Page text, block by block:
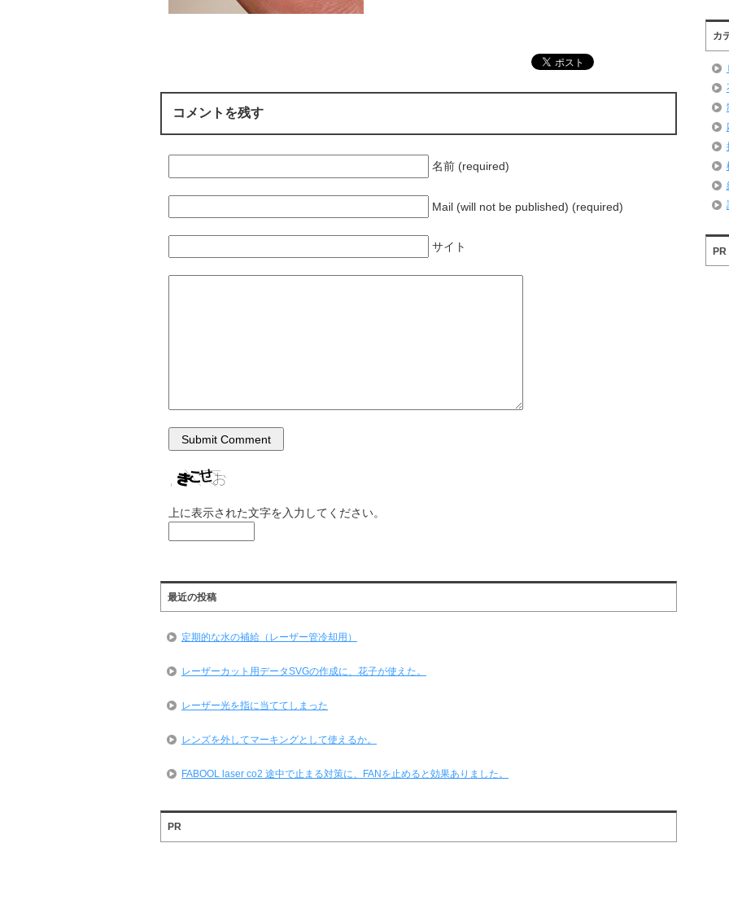
コメントを残す
名前 (required)
Mail (will not be published) (required)
サイト
上に表示された文字を入力してください。
最近の投稿
定期的な水の補給（レーザー管冷却用）
レーザーカット用データSVGの作成に、花子が使えた。
レーザー光を指に当ててしまった
レンズを外してマーキングとして使えるか。
FABOOL laser co2 途中で止まる対策に、FANを止めると効果ありました。
PR
カ
PR